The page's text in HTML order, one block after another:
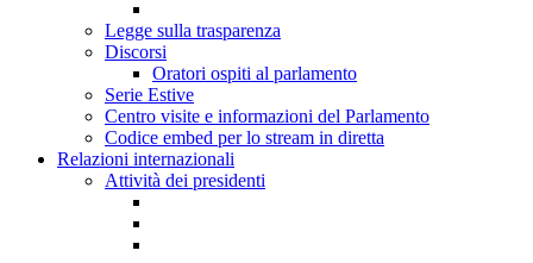
Legge sulla trasparenza
Discorsi
Oratori ospiti al parlamento
Serie Estive
Centro visite e informazioni del Parlamento
Codice embed per lo stream in diretta
Relazioni internazionali
Attività dei presidenti